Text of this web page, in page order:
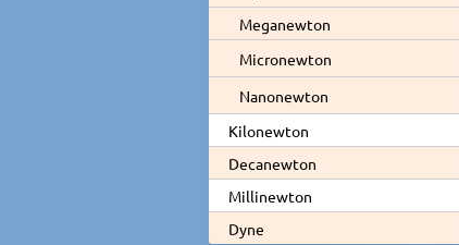
Meganewton
Micronewton
Nanonewton
Kilonewton
Decanewton
Millinewton
Dyne